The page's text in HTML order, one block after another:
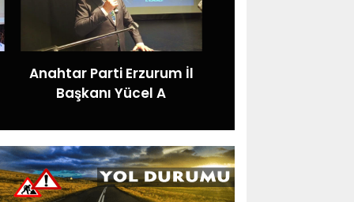
Anahtar Parti Erzurum İl
Başkanı Yücel A